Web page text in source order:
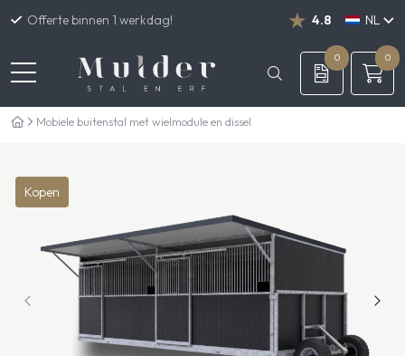
Offerte binnen 1 werkdag! 4.8
NL
EN
0 0
Mobiele buitenstal met wielmodule en dissel
Kopen